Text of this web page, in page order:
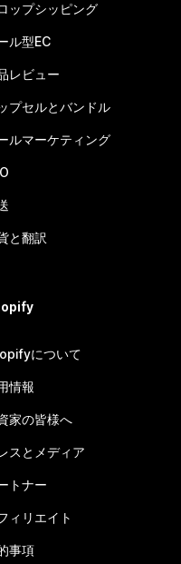
ップシッピング
ル型EC
レビュー
プセルとバンドル
ルマーケティング
と翻訳
について
情報
家の皆様へ
スとメディア
トナー
ィリエイト
事項